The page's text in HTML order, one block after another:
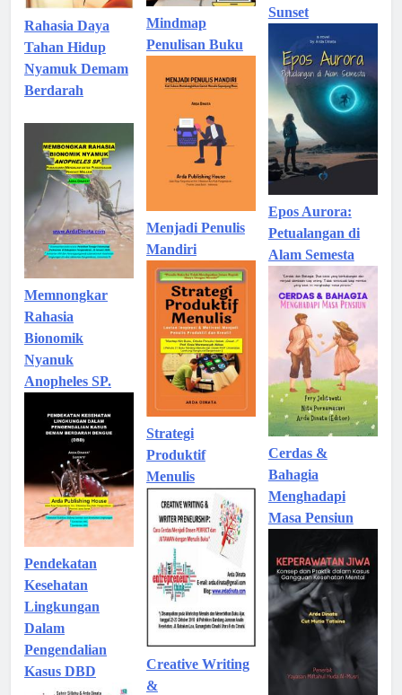
Rahasia Daya
Tahan Hidup
Nyamuk Demam
Berdarah
Memnongkar
Rahasia
Bionomik
Nyanuk
Anopheles SP.
Pendekatan
Kesehatan
Lingkungan
Dalam
Pengendalian
Kasus DBD
Mindmap
Penulisan Buku
Menjadi Penulis
Mandiri
Strategi
Produktif
Menulis
Creative Writing
&
Sunset
Epos Aurora:
Petualangan di
Alam Semesta
Cerdas &
Bahagia
Menghadapi
Masa Pensiun